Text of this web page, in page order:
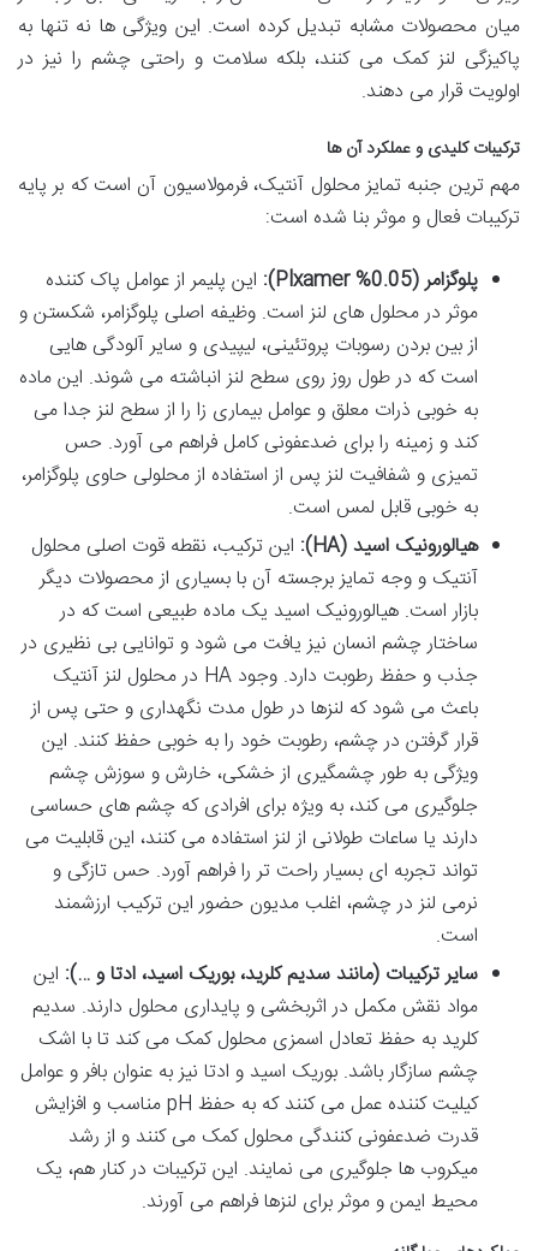
میان محصولات مشابه تبدیل کرده است. این ویژگی ها نه تنها به
پاکیزگی لنز کمک می کنند، بلکه سلامت و راحتی چشم را نیز در
اولویت قرار می دهند.
ترکیبات کلیدی و عملکرد آن ها
مهم ترین جنبه تمایز محلول آنتیک، فرمولاسیون آن است که بر پایه
ترکیبات فعال و موثر بنا شده است:
پلوگزامر (0.05% Plxamer):
این پلیمر از عوامل پاک کننده
موثر در محلول های لنز است. وظیفه اصلی پلوگزامر، شکستن و
از بین بردن رسوبات پروتئینی، لیپیدی و سایر آلودگی هایی
است که در طول روز روی سطح لنز انباشته می شوند. این ماده
به خوبی ذرات معلق و عوامل بیماری زا را از سطح لنز جدا می
کند و زمینه را برای ضدعفونی کامل فراهم می آورد. حس
تمیزی و شفافیت لنز پس از استفاده از محلولی حاوی پلوگزامر،
به خوبی قابل لمس است.
هیالورونیک اسید (HA):
این ترکیب، نقطه قوت اصلی محلول
آنتیک و وجه تمایز برجسته آن با بسیاری از محصولات دیگر
بازار است. هیالورونیک اسید یک ماده طبیعی است که در
ساختار چشم انسان نیز یافت می شود و توانایی بی نظیری در
جذب و حفظ رطوبت دارد. وجود HA در محلول لنز آنتیک
باعث می شود که لنزها در طول مدت نگهداری و حتی پس از
قرار گرفتن در چشم، رطوبت خود را به خوبی حفظ کنند. این
ویژگی به طور چشمگیری از خشکی، خارش و سوزش چشم
جلوگیری می کند، به ویژه برای افرادی که چشم های حساسی
دارند یا ساعات طولانی از لنز استفاده می کنند، این قابلیت می
تواند تجربه ای بسیار راحت تر را فراهم آورد. حس تازگی و
نرمی لنز در چشم، اغلب مدیون حضور این ترکیب ارزشمند
است.
سایر ترکیبات (مانند سدیم کلرید، بوریک اسید، ادتا و …): این
مواد نقش مکمل در اثربخشی و پایداری محلول دارند. سدیم
کلرید به حفظ تعادل اسمزی محلول کمک می کند تا با اشک
چشم سازگار باشد. بوریک اسید و ادتا نیز به عنوان بافر و عوامل
کیلیت کننده عمل می کنند که به حفظ pH مناسب و افزایش
قدرت ضدعفونی کنندگی محلول کمک می کنند و از رشد
میکروب ها جلوگیری می نمایند. این ترکیبات در کنار هم، یک
محیط ایمن و موثر برای لنزها فراهم می آورند.